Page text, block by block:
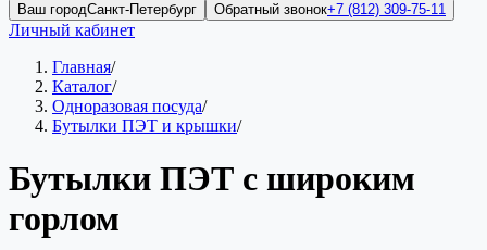
Ваш городСанкт-Петербург Обратный звонок+7 (812) 309-75-11
Личный кабинет
Главная/
Каталог/
Одноразовая посуда/
Бутылки ПЭТ и крышки/
Бутылки ПЭТ с широким
горлом